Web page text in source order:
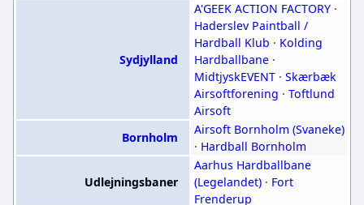
Sydjylland
A'GEEK ACTION FACTORY·
Haderslev Paintball /
Hardball Klub · Kolding
Hardballbane·
MidtjyskEVENT· Skærbæk
Airsoftforening · Toftlund
Airsoft
Bornholm
Airsoft Bornholm (Svaneke)
· Hardball Bornholm
Udlejningsbaner
Aarhus Hardballbane
(Legelandet)· Fort
Frenderup